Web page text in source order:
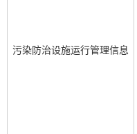
污染防治设施运行管理信息